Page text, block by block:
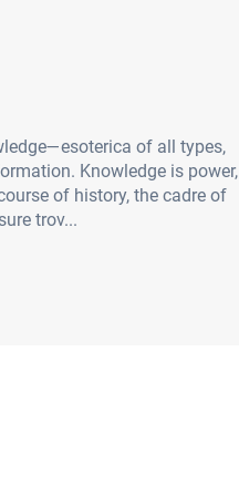
of all types,
Knowledge is power,
of history, the cadre of
trov...